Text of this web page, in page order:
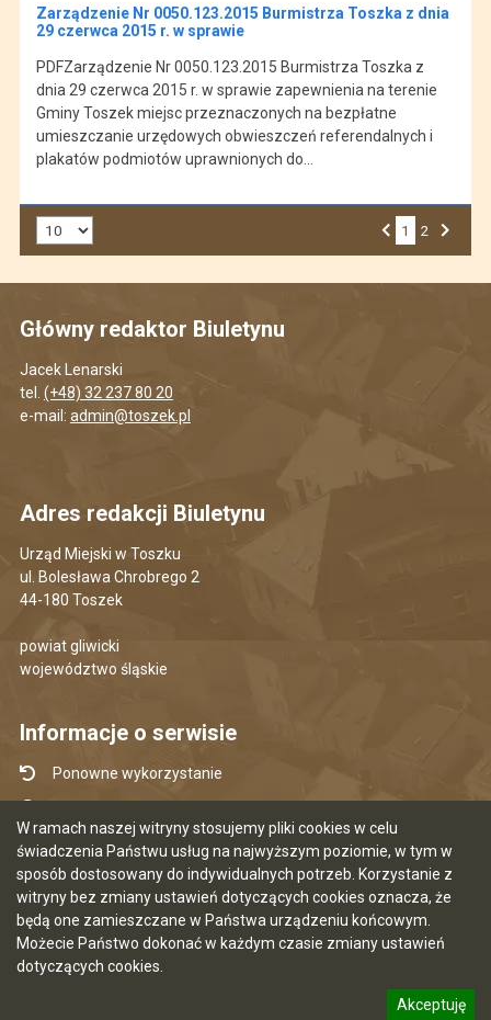
W ramach naszej witryny stosujemy pliki cookies w celu
świadczenia Państwu usług na najwyższym poziomie, w tym w
sposób dostosowany do indywidualnych potrzeb. Korzystanie z
witryny bez zmiany ustawień dotyczących cookies oznacza, że
będą one zamieszczane w Państwa urządzeniu końcowym.
Możecie Państwo dokonać w każdym czasie zmiany ustawień
dotyczących cookies.
Akceptuję
Zarządzenie Nr 0050.123.2015 Burmistrza Toszka z dnia
29 czerwca 2015 r. w sprawie
PDFZarządzenie Nr 0050.123.2015 Burmistrza Toszka z
dnia 29 czerwca 2015 r. w sprawie zapewnienia na terenie
Gminy Toszek miejsc przeznaczonych na bezpłatne
umieszczanie urzędowych obwieszczeń referendalnych i
plakatów podmiotów uprawnionych do…
1 2
Główny redaktor Biuletynu
Jacek Lenarski
tel. (+48) 32 237 80 20
e-mail: admin@toszek.pl
Adres redakcji Biuletynu
Urząd Miejski w Toszku
ul. Bolesława Chrobrego 2
44-180 Toszek
powiat gliwicki
województwo śląskie
Informacje o serwisie
Ponowne wykorzystanie
Mapa serwisu
Instrukcja obsługi
Statystyki oglądalności
Ostatnia aktualizacja BIP: 07.08.2026 12:50
CMS i hosting: Logonet Sp. z o.o. w Bydgoszczy